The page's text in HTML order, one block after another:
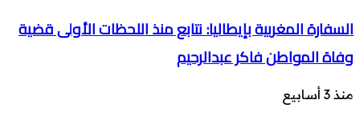
السفارة المغربية بإيطاليا: نتابع منذ اللحظات الأولى قضية
وفاة المواطن فاكر عبدالرحيم
منذ 3 أسابيع